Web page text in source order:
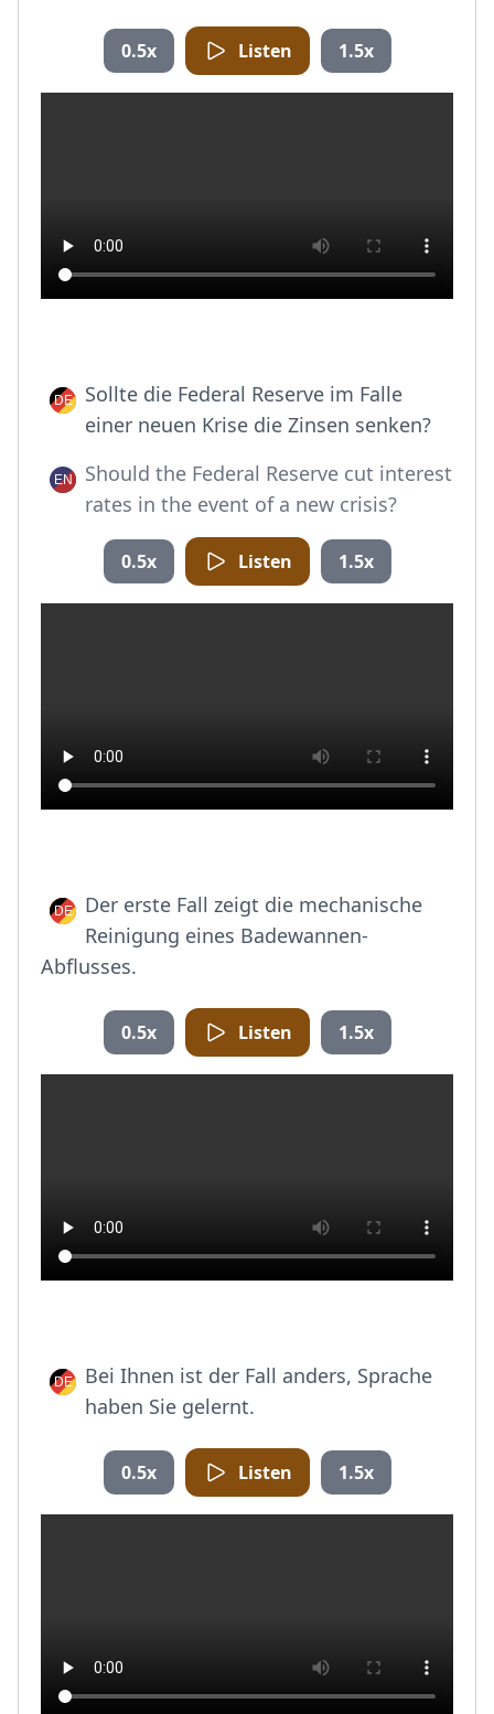
0.5x Listen 1.5x
Sollte die Federal Reserve im Falle
einer neuen Krise die Zinsen senken?
Should the Federal Reserve cut interest
rates in the event of a new crisis?
0.5x Listen 1.5x
Der erste Fall zeigt die mechanische
Reinigung eines Badewannen-
Abflusses.
0.5x Listen 1.5x
Bei Ihnen ist der Fall anders, Sprache
haben Sie gelernt.
0.5x Listen 1.5x